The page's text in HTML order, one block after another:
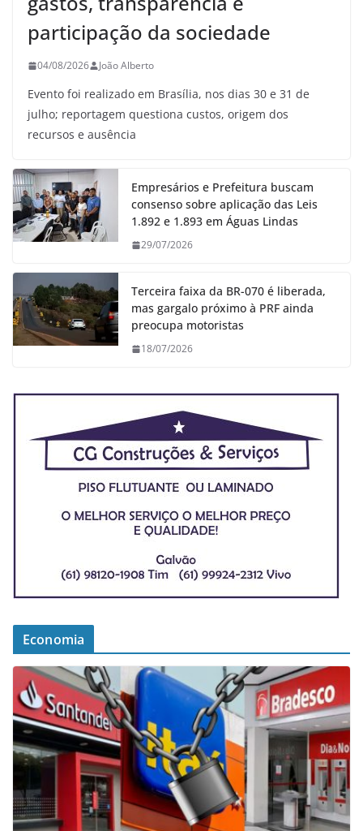
participação da sociedade
04/08/2026 João Alberto
Evento foi realizado em Brasília, nos dias 30 e 31 de
julho; reportagem questiona custos, origem dos
recursos e ausência
Empresários e Prefeitura buscam
consenso sobre aplicação das Leis
1.892 e 1.893 em Águas Lindas
29/07/2026
Terceira faixa da BR-070 é liberada,
mas gargalo próximo à PRF ainda
preocupa motoristas
18/07/2026
Economia